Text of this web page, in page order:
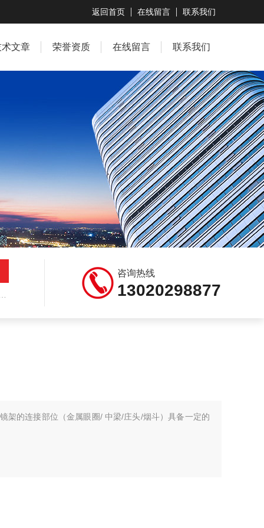
返回首页 在线留言 联系我们
术文章 荣誉资质 在线留言 联系我们
咨询热线
13020298877
架的连接部位（金属眼圈/ 中梁/庄头/烟斗）具备一定的